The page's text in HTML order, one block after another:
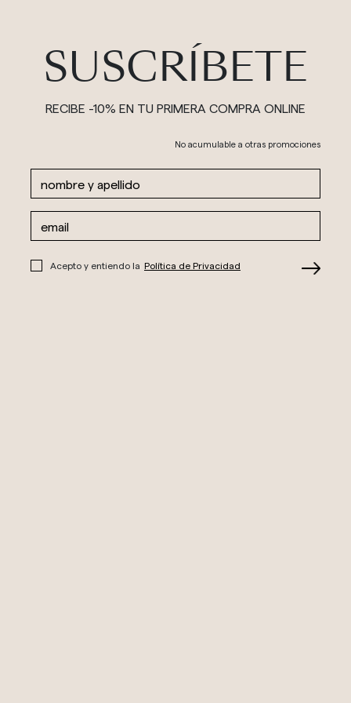
SUSCRÍBETE
RECIBE -10% EN TU PRIMERA COMPRA ONLINE
No acumulable a otras promociones
Acepto y entiendo la Política de Privacidad